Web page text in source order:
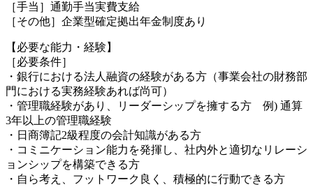
［手当］通勤手当実費支給
［その他］企業型確定拠出年金制度あり
【必要な能力・経験】
［必要条件］
・銀行における法人融資の経験がある方（事業会社の財務部
門における実務経験あれば尚可）
・管理職経験があり、リーダーシップを擁する方 例) 通算
3年以上の管理職経験
・日商簿記2級程度の会計知識がある方
・コミニケーション能力を発揮し、社内外と適切なリレーシ
ョンシップを構築できる方
・自ら考え、フットワーク良く、積極的に行動できる方